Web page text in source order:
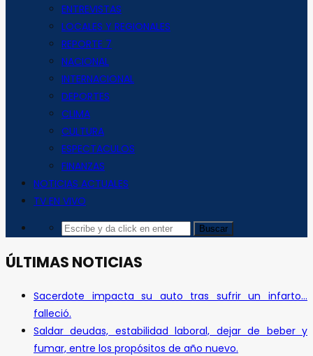
ENTREVISTAS
LOCALES Y REGIONALES
REPORTE 7
NACIONAL
INTERNACIONAL
DEPORTES
CLIMA
CULTURA
ESPECTACULOS
FINANZAS
NOTICIAS ACTUALES
TV EN VIVO
ÚLTIMAS NOTICIAS
Sacerdote impacta su auto tras sufrir un infarto…
falleció.
Saldar deudas, estabilidad laboral, dejar de beber y
fumar, entre los propósitos de año nuevo.